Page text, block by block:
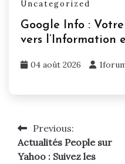
Uncategorized
Google Info :
vers l’Information
04 août 2026
Navigation
de
Previous:
Actualités People sur
Yahoo : Suivez les